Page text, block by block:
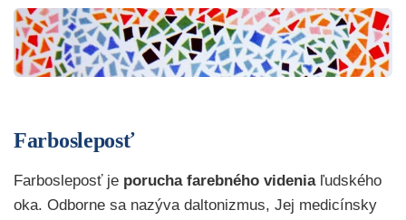
Farbosleposť
Farbosleposť je porucha farebného videniaľudského
oka. Odborne sa nazýva daltonizmus, Jej medicínsky